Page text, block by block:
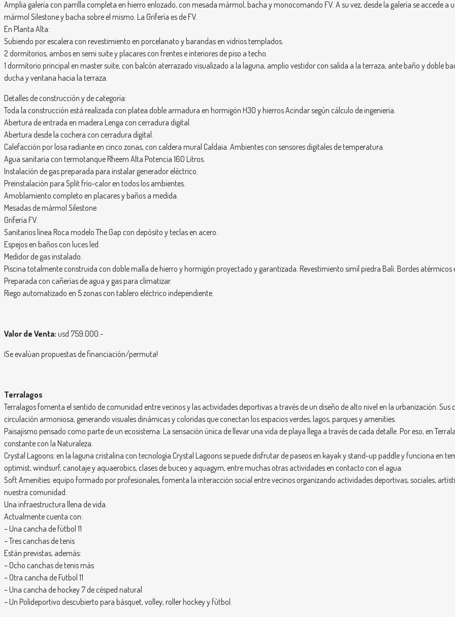
Amplia galería con parrilla completa en hierro enlozado, con mesada mármol, bacha y monocomando FV. A su vez, desde la galería se accede
mármol Silestone y bacha sobre el mismo. La Grifería es de FV.
En Planta Alta:
Subiendo por escalera con revestimiento en porcelanato y barandas en vidrios templados.
2 dormitorios, ambos en semi suite y placares con frentes e interiores de piso a techo.
1 dormitorio principal en master suite, con balcón aterrazado visualizado a la laguna, amplio vestidor con salida a la terraza, ante baño y doble
ducha y ventana hacia la terraza.
Detalles de construcción y de categoría:
Toda la construcción está realizada con platea doble armadura en hormigón H30 y hierros Acindar según cálculo de ingeniería.
Abertura de entrada en madera Lenga con cerradura digital.
Abertura desde la cochera con cerradura digital.
Calefacción por losa radiante en cinco zonas, con caldera mural Caldaia. Ambientes con sensores digitales de temperatura.
Agua sanitaria con termotanque Rheem Alta Potencia 160 Litros.
Instalación de gas preparada para instalar generador eléctrico.
Preinstalación para Split frío-calor en todos los ambientes.
Amoblamiento completo en placares y baños a medida.
Mesadas de mármol Silestone.
Grifería FV.
Sanitarios línea Roca modelo The Gap con depósito y teclas en acero.
Espejos en baños con luces led.
Medidor de gas instalado.
Piscina totalmente construida con doble malla de hierro y hormigón proyectado y garantizada. Revestimiento simil piedra Bali. Bordes atérmicos
Preparada con cañerías de agua y gas para climatizar.
Riego automatizado en 5 zonas con tablero eléctrico independiente.
Valor de Venta: usd 759.000.-
¡Se evalúan propuestas de financiación/permuta!
Terralagos
Terralagos fomenta el sentido de comunidad entre vecinos y las actividades deportivas a través de un diseño de alto nivel en la urbanización.
circulación armoniosa, generando visuales dinámicas y coloridas que conectan los espacios verdes, lagos, parques y amenities.
Paisajismo pensado como parte de un ecosistema: La sensación única de llevar una vida de playa llega a través de cada detalle. Por eso, en
constante con la Naturaleza.
Crystal Lagoons: en la laguna cristalina con tecnología Crystal Lagoons se puede disfrutar de paseos en kayak y stand-up paddle y funciona en
optimist, windsurf, canotaje y aquaerobics, clases de buceo y aquagym, entre muchas otras actividades en contacto con el agua.
Soft Amenities: equipo formado por profesionales, fomenta la interacción social entre vecinos organizando actividades deportivas, sociales,
nuestra comunidad.
Una infraestructura llena de vida.
Actualmente cuenta con:
– Una cancha de fútbol 11
– Tres canchas de tenis
Están previstas, además:
– Ocho canchas de tenis más
– Otra cancha de Futbol 11
– Una cancha de hockey 7 de césped natural
– Un Polideportivo descubierto para básquet, volley, roller hockey y fútbol.